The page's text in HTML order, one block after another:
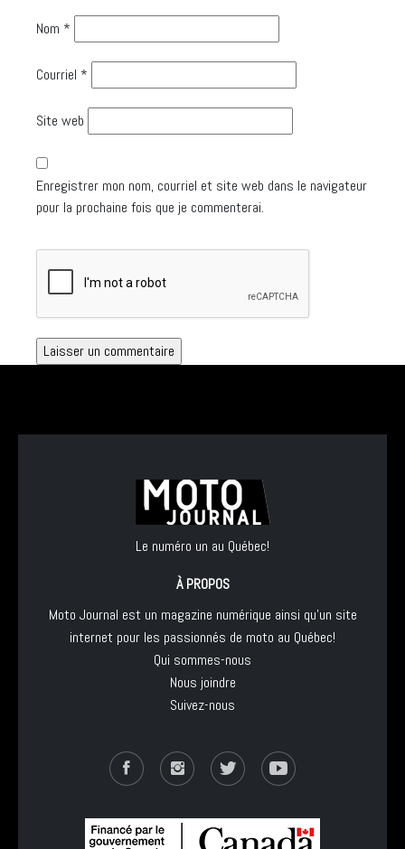
Nom *
Courriel *
Site web
Enregistrer mon nom, courriel et site web dans le navigateur
pour la prochaine fois que je commenterai.
Le numéro un au Québec!
À PROPOS
Moto Journal est un magazine numérique ainsi qu'un site
internet pour les passionnés de moto au Québec!
Qui sommes-nous
Nous joindre
Suivez-nous